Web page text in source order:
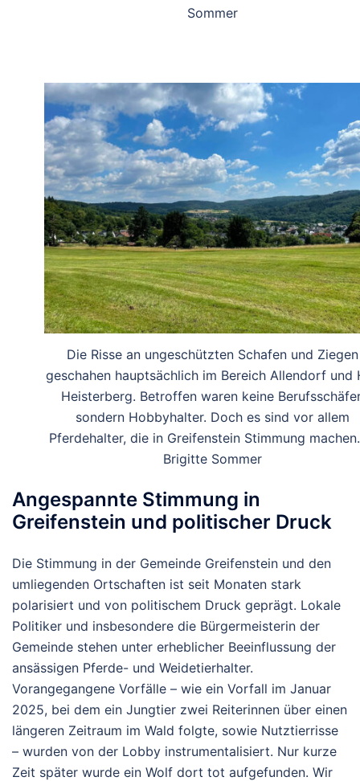
Sommer
Die Risse an ungeschützten Schafen und Ziegen
geschahen hauptsächlich im Bereich Allendorf und
Heisterberg. Betroffen waren keine
sondern Hobbyhalter. Doch es sind vor allem
Pferdehalter, die in Greifenstein Stimmung
Brigitte Sommer
Angespannte Stimmung in
Greifenstein und politischer Druck
Die Stimmung in der Gemeinde Greifenstein und den
umliegenden Ortschaften ist seit Monaten stark
polarisiert und von politischem Druck geprägt. Lokale
Politiker und insbesondere die Bürgermeisterin der
Gemeinde stehen unter erheblicher Beeinflussung der
ansässigen Pferde- und Weidetierhalter.
Vorangegangene Vorfälle – wie ein Vorfall im Januar
2025, bei dem ein Jungtier zwei Reiterinnen über einen
längeren Zeitraum im Wald folgte, sowie Nutztierrisse
– wurden von der Lobby instrumentalisiert. Nur kurze
Zeit später wurde ein Wolf dort tot aufgefunden. Wir